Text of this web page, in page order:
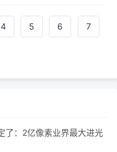
4 5 6 7
：2亿像素业界最大进光